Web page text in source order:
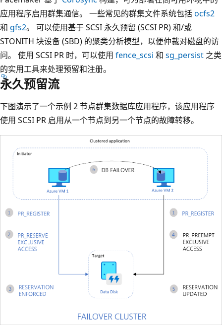
应用程序启用群集通信。 一些常见的群集文件系统包括ocfs2
和 gfs2。 可以使用基于 SCSI 永久预留 (SCSI PR) 和/或
STONITH 块设备 (SBD) 的聚类分析模型，以便仲裁对磁盘的访
问。 使用 SCSI PR 时，可以使用 fence_scsi 和 sg_persist 之类
的实用工具来处理预留和注册。
永久预留流
下图演示了一个示例 2 节点群集数据库应用程序，该应用程序
使用 SCSI PR 启用从一个节点到另一个节点的故障转移。